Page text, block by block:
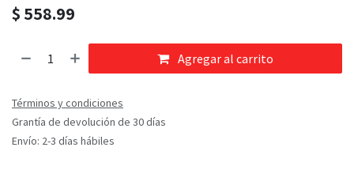
$ 558.99
Agregar al carrito
Términos y condiciones
Grantía de devolución de 30 días
Envío: 2-3 días hábiles